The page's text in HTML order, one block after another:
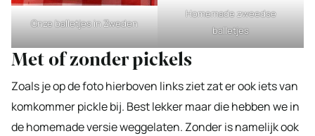
Onze balletjes in Zweden
Homemade zweedse
balletjes
Met of zonder pickels
Zoals je op de foto hierboven links ziet zat er ook iets van
komkommer pickle bij. Best lekker maar die hebben we in
de homemade versie weggelaten. Zonder is namelijk ook